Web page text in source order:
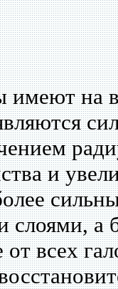
имеют на
и
а
всех